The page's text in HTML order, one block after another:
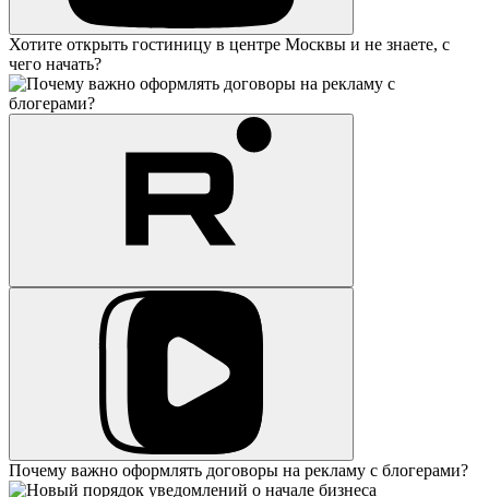
Хотите открыть гостиницу в центре Москвы и не знаете, с
чего начать?
Почему важно оформлять договоры на рекламу с блогерами?